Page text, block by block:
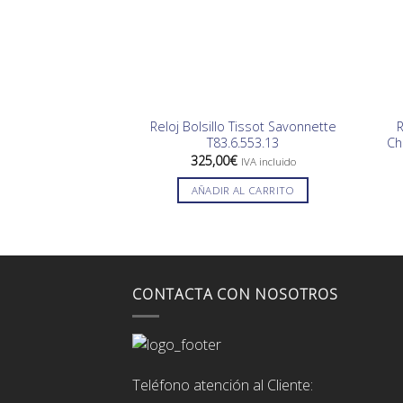
Reloj Bolsillo Tissot Savonnette
T83.6.553.13
325,00€ IVA incluido
AÑADIR AL CARRITO
CONTACTA CON NOSOTROS
Teléfono atención al Cliente: